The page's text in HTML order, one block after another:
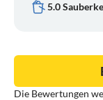
5.0
Die Bewertungen